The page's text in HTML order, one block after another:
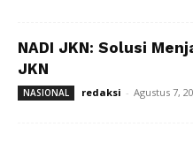
NADI JKN: Solusi
JKN
NASIONAL redaksi - Agustus 7,